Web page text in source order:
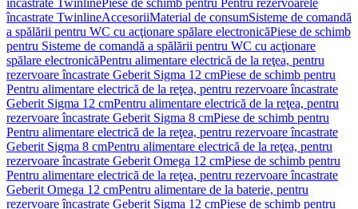
încastrate TwinlinePiese de schimb pentru Pentru rezervoarele
încastrate TwinlineAccesoriiMaterial de consumSisteme de comandă
a spălării pentru WC cu acţionare spălare electronicăPiese de schimb
pentru Sisteme de comandă a spălării pentru WC cu acţionare
spălare electronicăPentru alimentare electrică de la reţea, pentru
rezervoare încastrate Geberit Sigma 12 cmPiese de schimb pentru
Pentru alimentare electrică de la reţea, pentru rezervoare încastrate
Geberit Sigma 12 cmPentru alimentare electrică de la reţea, pentru
rezervoare încastrate Geberit Sigma 8 cmPiese de schimb pentru
Pentru alimentare electrică de la reţea, pentru rezervoare încastrate
Geberit Sigma 8 cmPentru alimentare electrică de la reţea, pentru
rezervoare încastrate Geberit Omega 12 cmPiese de schimb pentru
Pentru alimentare electrică de la reţea, pentru rezervoare încastrate
Geberit Omega 12 cmPentru alimentare de la baterie, pentru
rezervoare încastrate Geberit Sigma 12 cmPiese de schimb pentru